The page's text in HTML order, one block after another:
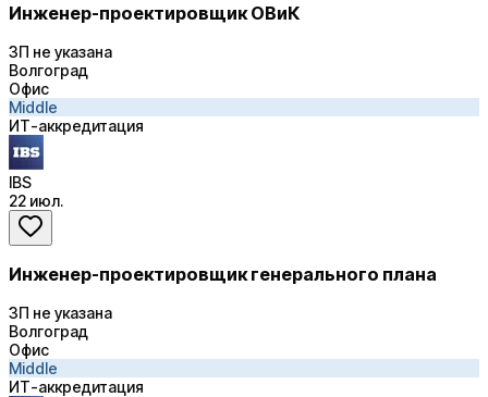
Инженер-проектировщик ОВиК
ЗП не указана
Волгоград
Офис
Middle
ИТ-аккредитация
IBS
22 июл.
Инженер-проектировщик генерального плана
ЗП не указана
Волгоград
Офис
Middle
ИТ-аккредитация